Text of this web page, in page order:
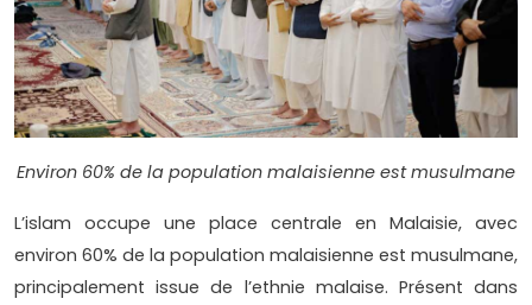
Environ 60% de la population malaisienne est musulmane
L’islam occupe une place centrale en Malaisie, avec
environ 60% de la population malaisienne est musulmane,
principalement issue de l’ethnie malaise. Présent dans